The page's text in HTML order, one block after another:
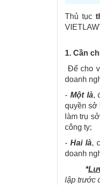
Thủ tục
1. Cần
Để cho
doanh
- Một là,
quyền sở
làm trụ
công ty;
-Hai là,
doanh
*
lập trước